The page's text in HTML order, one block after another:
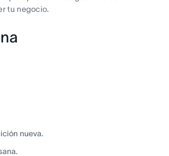
tu negocio.
nueva.